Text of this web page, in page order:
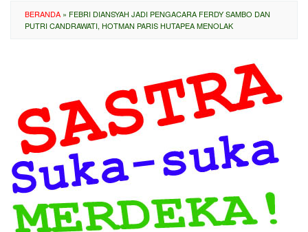
BERANDA » FEBRI DIANSYAH JADI PENGACARA FERDY SAMBO DAN
PUTRI CANDRAWATI, HOTMAN PARIS HUTAPEA MENOLAK